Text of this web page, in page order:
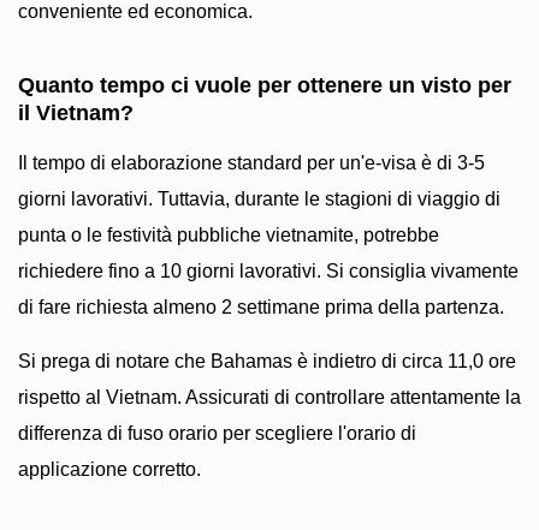
conveniente ed economica.
Quanto tempo ci vuole per ottenere un visto per
il Vietnam?
Il tempo di elaborazione standard per un'e-visa è di 3-5
giorni lavorativi. Tuttavia, durante le stagioni di viaggio di
punta o le festività pubbliche vietnamite, potrebbe
richiedere fino a 10 giorni lavorativi. Si consiglia vivamente
di fare richiesta almeno 2 settimane prima della partenza.
Si prega di notare che Bahamas è indietro di circa 11,0 ore
rispetto al Vietnam. Assicurati di controllare attentamente la
differenza di fuso orario per scegliere l'orario di
applicazione corretto.